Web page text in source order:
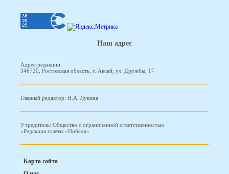
Наш адрес
Адрес редакции:
346720, Ростовская область, г. Аксай, ул. Дружбы, 17
Главный редактор: Н.А. Лукина
Учредитель: Общество с ограниченной ответственностью
«Редакция газеты «Победа»
Карта сайта